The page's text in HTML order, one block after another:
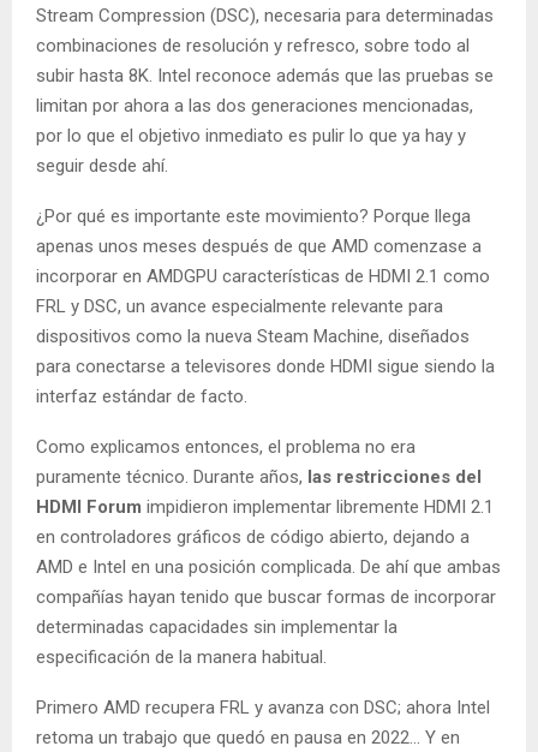
Stream Compression (DSC), necesaria para determinadas
combinaciones de resolución y refresco, sobre todo al
subir hasta 8K. Intel reconoce además que las pruebas se
limitan por ahora a las dos generaciones mencionadas,
por lo que el objetivo inmediato es pulir lo que ya hay y
seguir desde ahí.
¿Por qué es importante este movimiento? Porque llega
apenas unos meses después de que AMD comenzase a
incorporar en AMDGPU características de HDMI 2.1 como
FRL y DSC, un avance especialmente relevante para
dispositivos como la nueva Steam Machine, diseñados
para conectarse a televisores donde HDMI sigue siendo la
interfaz estándar de facto.
Como explicamos entonces, el problema no era
puramente técnico. Durante años, las restricciones del
HDMI Forum impidieron implementar libremente HDMI 2.1
en controladores gráficos de código abierto, dejando a
AMD e Intel en una posición complicada. De ahí que ambas
compañías hayan tenido que buscar formas de incorporar
determinadas capacidades sin implementar la
especificación de la manera habitual.
Primero AMD recupera FRL y avanza con DSC; ahora Intel
retoma un trabajo que quedó en pausa en 2022… Y en